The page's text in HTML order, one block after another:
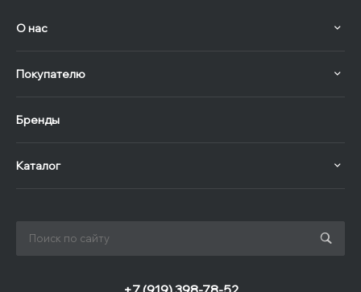
О нас
Покупателю
Бренды
Каталог